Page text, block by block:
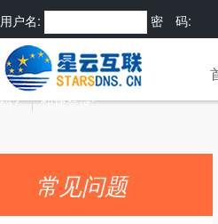
用户名: 密 码:
码? 快捷登录:
常见问题